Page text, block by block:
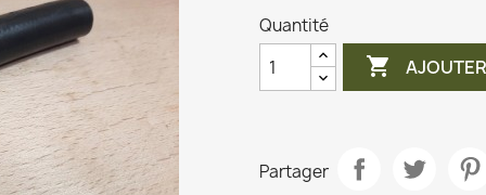
Quantité

Partager